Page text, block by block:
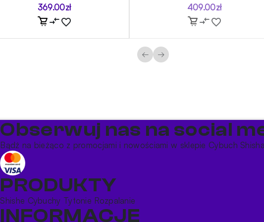
369.00zł
409.00zł
← →
Obserwuj nas na social
Bądź na bieżąco z promocjami i nowościami w sklepie Cybuch Shisha
PRODUKTY
Shishe Cybuchy Tytonie Rozpalanie
INFORMACJE